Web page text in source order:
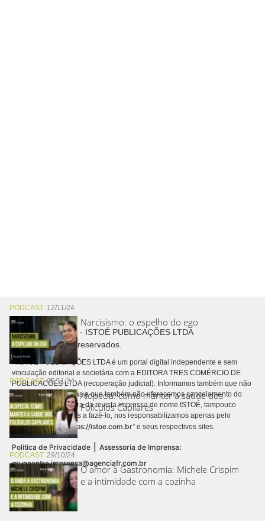
PODCAST 12/11/24
Narcisismo: o espelho do ego
PODCAST05/11/24
Alopecia: como manter a saúde dos
Folículos Capilares
PODCAST 29/10/24
O amor à Gastronomia: Michele Crispim
e a intimidade com a cozinha
Copyright © 2026 - ISTOÉ PUBLICAÇÕES LTDA
Todos os direitos reservados.
A ISTOÉ PUBLICAÇÕES LTDA é um portal digital independente e sem
vinculação editorial e societária com a EDITORA TRES COMÉRCIO DE
PUBLICACÕES LTDA (recuperação judicial). Informamos também que não
realizamos cobranças e que também não oferecemos cancelamento do
contrato de assinatura da revista impressa de nome ISTOÉ, tampouco
autorizamos terceiros a fazê-lo, nos responsabilizamos apenas pelo
conteúdo digital “https://istoe.com.br” e seus respectivos sites.
Política de Privacidade | Assessoria de Imprensa:
grupoentre.imprensa@agenciafr.com.br